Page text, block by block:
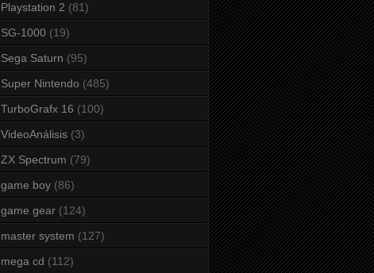
Playstation 2 (81)
SG-1000 (19)
Sega Saturn (95)
Super Nintendo (485)
TurboGrafx 16 (100)
VideoAnálisis (3)
ZX Spectrum (79)
game boy (86)
game gear (124)
master system (127)
mega cd (112)